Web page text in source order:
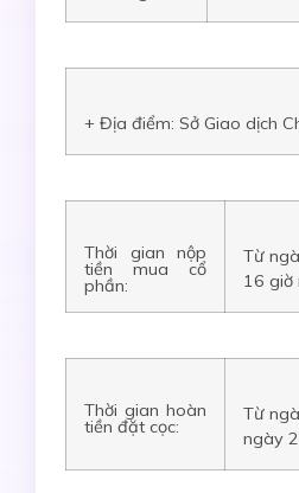
+ Địa điểm: Sở Giao dịch
Thời gian nộp
tiền mua cổ
phần:
Từ
16 giờ
Thời gian hoàn
tiền đặt cọc:
Từ
ngày